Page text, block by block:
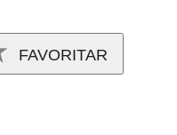
FAVORITAR